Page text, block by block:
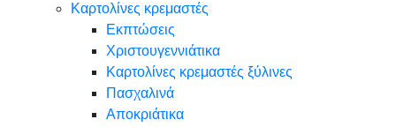
Καρτολίνες κρεμαστές
Εκπτώσεις
Χριστουγεννιάτικα
Καρτολίνες κρεμαστές ξύλινες
Πασχαλινά
Αποκριάτικα